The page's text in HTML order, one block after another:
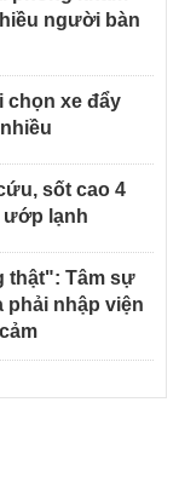
người bàn
chọn xe đẩy
sốt cao 4
ướp lạnh
thật": Tâm sự
phải nhập viện